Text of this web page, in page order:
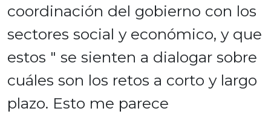
coordinación del gobierno con los
sectores social y económico, y que
estos " se sienten a dialogar sobre
cuáles son los retos a corto y largo
plazo. Esto me parece